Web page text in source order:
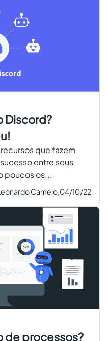
Discord?
que fazem
entre seus
poucos os...
Camelo,04/10/22
de processos?